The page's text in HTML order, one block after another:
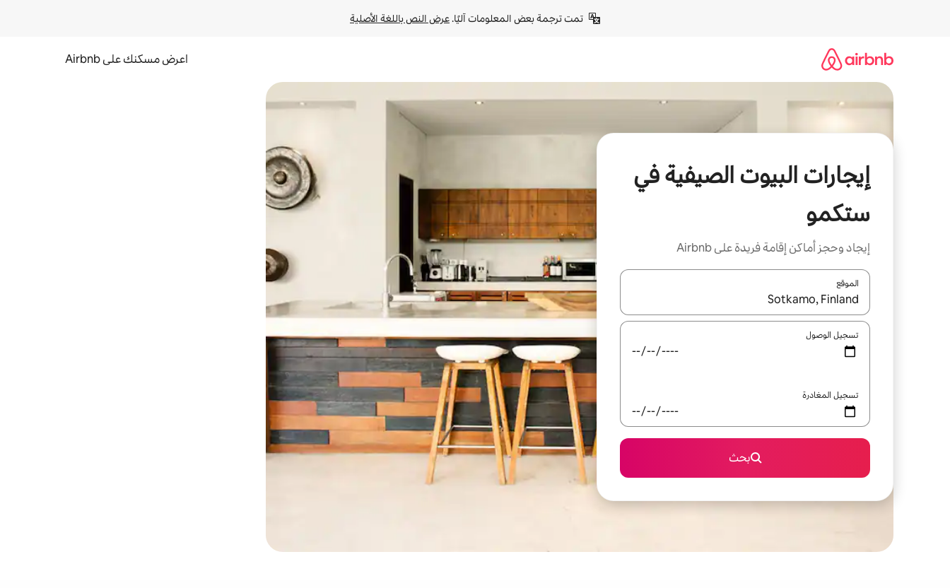
تمت ترجمة بعض المعلومات آليًا. عرض النص باللغة الأصلية
اعرض مسكنك على Airbnb
إيجارات البيوت الصيفية في
ستكمو
إيجاد وحجز أماكن إقامة فريدة على Airbnb
الموقع
عند توفر النتائج، انتقل باستخدام السهمين لأعلى ولأسفل أو استكشف عن طريق اللمس أو السحب.
تسجيل الوصول
تسجيل المغادرة
بحث